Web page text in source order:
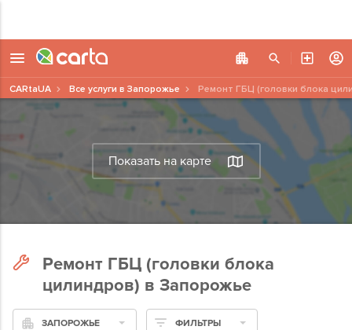
Показать на карте
CARtaUA Все услуги в Запорожье Ремонт ГБЦ (головки блока
Ремонт ГБЦ (головки блока
цилиндров) в Запорожье
ЗАПОРОЖЬЕ ФИЛЬТРЫ